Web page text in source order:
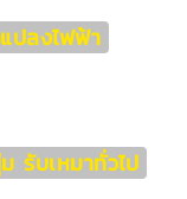
ปลงไฟฟ้า
รับเหมาทั่วไป